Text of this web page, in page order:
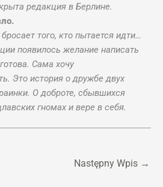
редакция в Берлине.
того, кто пытается идти…
появилось желание написать
Сама хочу
Это история о дружбе двух
О доброте, сбывшихся
гномах и вере в себя.
Następny Wpis →